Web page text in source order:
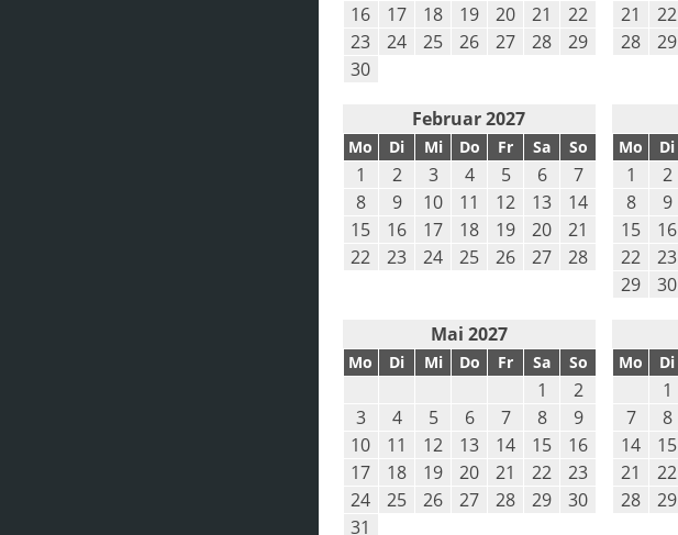
16
17 18 19 20 21
22
23
24 25 26 27 28
29
30
21
22
28
29
Februar 2027
Mo Di Mi Do Fr Sa So
1 2 3 4 5 6
7
8
9 10 11 12 13
14
15
16 17 18 19 20
21
22
23 24 25 26 27 28
Mo Di
1 2
8
9
15
16
22
23
29
30
Mai 2027
Mo Di Mi Do Fr Sa So
1
2
3
4 5 6 7 8
9
10
11 12 13 14 15
16
17
18 19 20 21 22
23
24
25 26 27 28 29
30
31
Mo Di
1
7
8
14
15
21
22
28
29